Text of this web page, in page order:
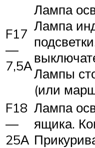
F17
—
7,5А
Лампа
Лампа
Лампы
(или
F18
—
25А
Лампа
ящика.